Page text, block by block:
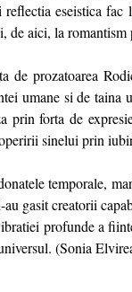
reflectia eseistica
de aici, la
de prozatoarea
umane si de taina
prin forta de
sinelui prin
temporale,
gasit creatorii
profunde a
(Sonia